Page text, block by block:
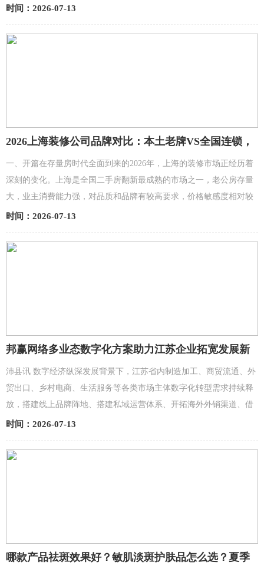
字化合规正在成为一物一码的新底色。食品行业电子...
时间：2026-07-13
2026上海装修公司品牌对比：本土老牌VS全国连锁，
一、开篇在存量房时代全面到来的2026年，上海的装修市场正经历着
深刻的变化。上海是全国二手房翻新最成熟的市场之一，老公房存量
大，业主消费能力强，对品质和品牌有较高要求，价格敏感度相对较
低，更看重工艺标准和售后保障。与此同时，杨浦区、石...
时间：2026-07-13
邦赢网络多业态数字化方案助力江苏企业拓宽发展新
沛县讯 数字经济纵深发展背景下，江苏省内制造加工、商贸流通、外
贸出口、乡村电商、生活服务等各类市场主体数字化转型需求持续释
放，搭建线上品牌阵地、搭建私域运营体系、开拓海外外销渠道、借
助 AI 渠道精准获客，已经成为全省中小企业降本增效、...
时间：2026-07-13
哪款产品祛斑效果好？敏肌淡斑护肤品怎么选？夏季